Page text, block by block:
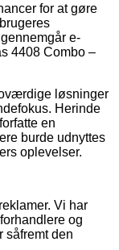
for at gøre
e-
4408 Combo –
løsninger
Herinde
en
burde udnyttes
oplevelser.
Vi har
og
såfremt den